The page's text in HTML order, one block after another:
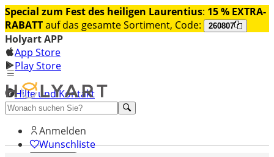
Special zum Fest des heiligen Laurentius: 15 % EXTRA-
RABATTauf das gesamte Sortiment, Code: 260807
Holyart APP
App Store
Play Store
Hilfe und Kontakt
Entdecken Sie Premium
Anmelden
Wunschliste